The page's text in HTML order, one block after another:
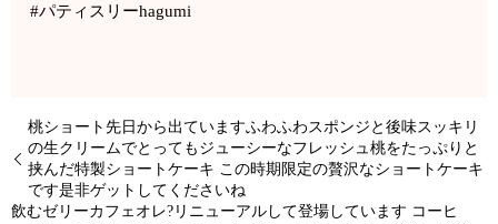
#パティスリーhagumi
桃ショート先日から出ていますふわふわスポンジと後味スッキリ
の生クリームでとってもジューシーなフレッシュ桃をたっぷりと
挟んだ特製ショートケーキ この時期限定の贅沢なショートケーキ
です是非ゲットしてくださいね
飲むゼリーカフェオレ?リニューアルして登場しています コーヒ